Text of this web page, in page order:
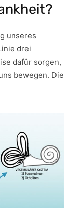
unseres
drei
dafür sorgen,
bewegen. Die